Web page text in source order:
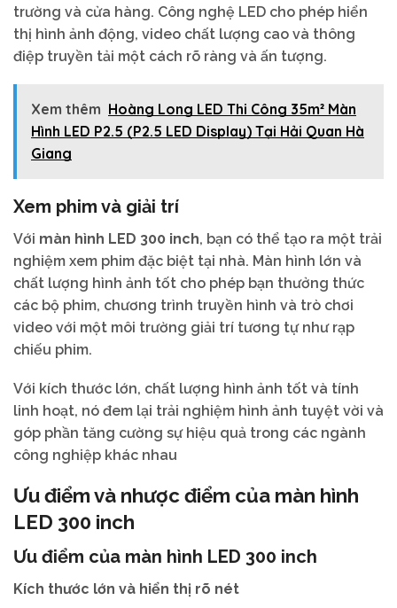
trường và cửa hàng. Công nghệ LED cho phép hiển
thị hình ảnh động, video chất lượng cao và thông
điệp truyền tải một cách rõ ràng và ấn tượng.
Xem thêm Hoàng Long LED Thi Công 35m² Màn
Hình LED P2.5 (P2.5 LED Display) Tại Hải Quan Hà
Giang
Xem phim và giải trí
Với màn hình LED 300 inch, bạn có thể tạo ra một trải
nghiệm xem phim đặc biệt tại nhà. Màn hình lớn và
chất lượng hình ảnh tốt cho phép bạn thưởng thức
các bộ phim, chương trình truyền hình và trò chơi
video với một môi trường giải trí tương tự như rạp
chiếu phim.
Với kích thước lớn, chất lượng hình ảnh tốt và tính
linh hoạt, nó đem lại trải nghiệm hình ảnh tuyệt vời và
góp phần tăng cường sự hiệu quả trong các ngành
công nghiệp khác nhau
Ưu điểm và nhược điểm của màn hình
LED 300 inch
Ưu điểm của màn hình LED 300 inch
Kích thước lớn và hiển thị rõ nét